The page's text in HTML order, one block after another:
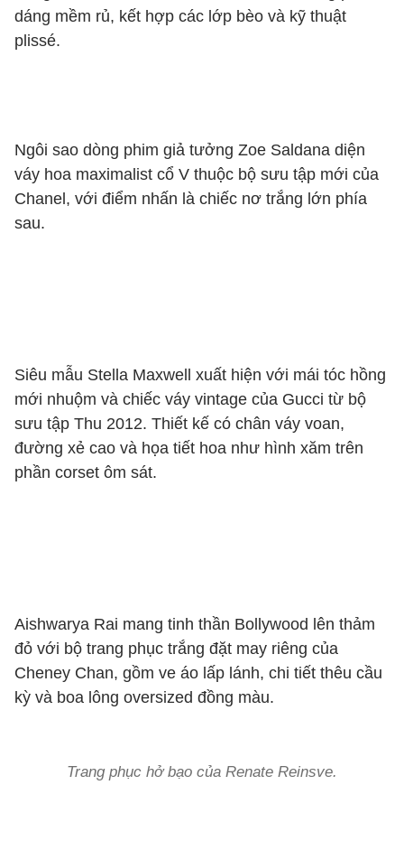
dáng mềm rủ, kết hợp các lớp bèo và kỹ thuật
plissé.
Ngôi sao dòng phim giả tưởng Zoe Saldana diện
váy hoa maximalist cổ V thuộc bộ sưu tập mới của
Chanel, với điểm nhấn là chiếc nơ trắng lớn phía
sau.
Siêu mẫu Stella Maxwell xuất hiện với mái tóc hồng
mới nhuộm và chiếc váy vintage của Gucci từ bộ
sưu tập Thu 2012. Thiết kế có chân váy voan,
đường xẻ cao và họa tiết hoa như hình xăm trên
phần corset ôm sát.
Aishwarya Rai mang tinh thần Bollywood lên thảm
đỏ với bộ trang phục trắng đặt may riêng của
Cheney Chan, gồm ve áo lấp lánh, chi tiết thêu cầu
kỳ và boa lông oversized đồng màu.
Trang phục hở bạo của Renate Reinsve.